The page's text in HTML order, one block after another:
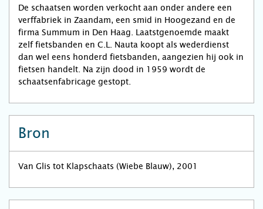
De schaatsen worden verkocht aan onder andere een
verffabriek in Zaandam, een smid in Hoogezand en de
firma Summum in Den Haag. Laatstgenoemde maakt
zelf fietsbanden en C.L. Nauta koopt als wederdienst
dan wel eens honderd fietsbanden, aangezien hij ook in
fietsen handelt. Na zijn dood in 1959 wordt de
schaatsenfabricage gestopt.
Bron
Van Glis tot Klapschaats (Wiebe Blauw), 2001